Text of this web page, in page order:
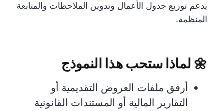
يدعم توزيع جدول الأعمال وتدوين الملاحظات والمتابعة
المنظمة.
🌼 لماذا ستحب هذا النموذج
أرفق ملفات العروض التقديمية أو
التقارير المالية أو المستندات القانونية